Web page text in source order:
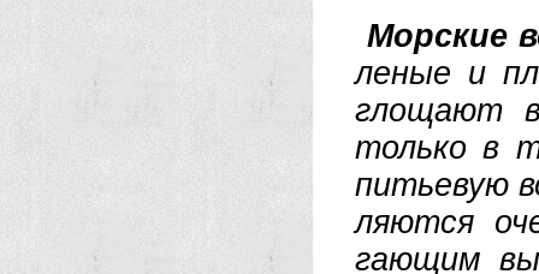
Мор­ские
ле­ные и
гло­ща­ют
толь­ко в
пить­е­вую
ля­ют­ся
гаю­щим